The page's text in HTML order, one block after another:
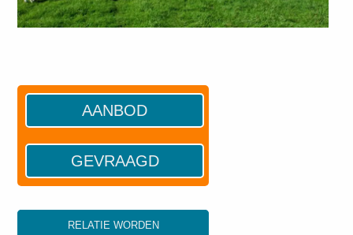
AANBOD
GEVRAAGD
RELATIE WORDEN